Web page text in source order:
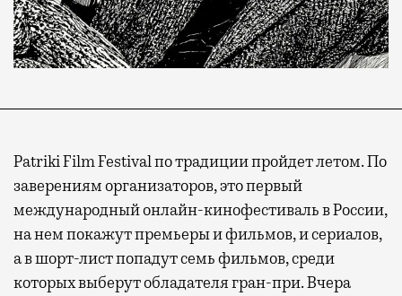
Patriki Film Festival по традиции пройдет летом. По
заверениям организаторов, это первый
международный онлайн-кинофестиваль в России,
на нем покажут премьеры и фильмов, и сериалов,
а в шорт-лист попадут семь фильмов, среди
которых выберут обладателя гран-при. Вчера